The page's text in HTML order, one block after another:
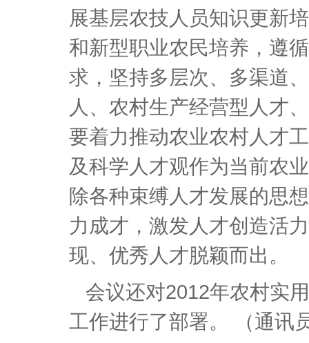
展基层农技人员知识更新
和新型职业农民培养，遵
求，坚持多层次、多渠道
人、农村生产经营型人才
要着力推动农业农村人才
及科学人才观作为当前农
除各种束缚人才发展的思
力成才，激发人才创造活
现、优秀人才脱颖而出。
会议还对2012年农村实
工作进行了部署。 （通讯